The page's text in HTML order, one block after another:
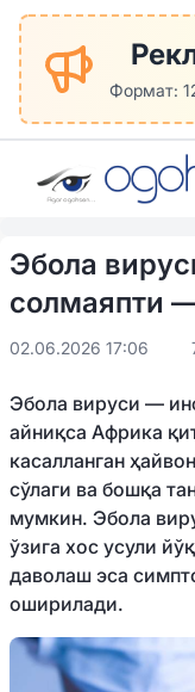
Формат:
Эбола
солмаяпти
02.06.2026 17:06
Эбола вируси —
айниқса Африка
касалланган
сўлаги ва бошқа
мумкин. Эбола
ўзига хос усули
даволаш эса
оширилади.